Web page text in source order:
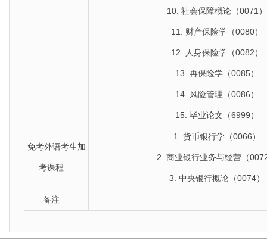
10. 社会保障概论（0071）
11. 财产保险学（0080）
12. 人身保险学（0082）
13. 再保险学（0085）
14. 风险管理（0086）
15. 毕业论文（6999）
免考外语考生加
考课程
1. 货币银行学（0066）
2. 商业银行业务与经营（
3. 中央银行概论（0074）
备注